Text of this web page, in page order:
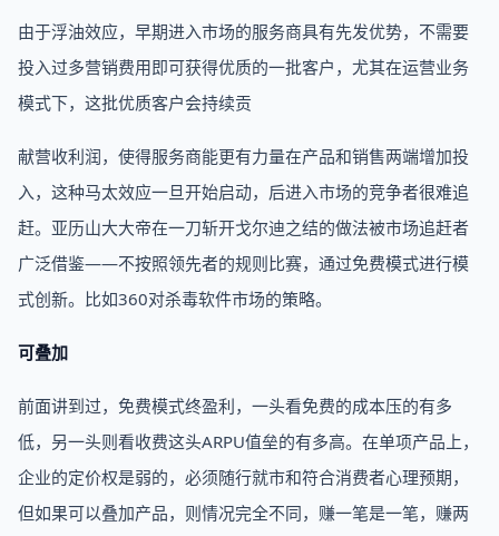
由于浮油效应，早期进入市场的服务商具有先发优势，不需要
投入过多营销费用即可获得优质的一批客户，尤其在运营业务
模式下，这批优质客户会持续贡
献营收利润，使得服务商能更有力量在产品和销售两端增加投
入，这种马太效应一旦开始启动，后进入市场的竞争者很难追
赶。亚历山大大帝在一刀斩开戈尔迪之结的做法被市场追赶者
广泛借鉴——不按照领先者的规则比赛，通过免费模式进行模
式创新。比如360对杀毒软件市场的策略。
可叠加
前面讲到过，免费模式终盈利，一头看免费的成本压的有多
低，另一头则看收费这头ARPU值垒的有多高。在单项产品上，
企业的定价权是弱的，必须随行就市和符合消费者心理预期，
但如果可以叠加产品，则情况完全不同，赚一笔是一笔，赚两